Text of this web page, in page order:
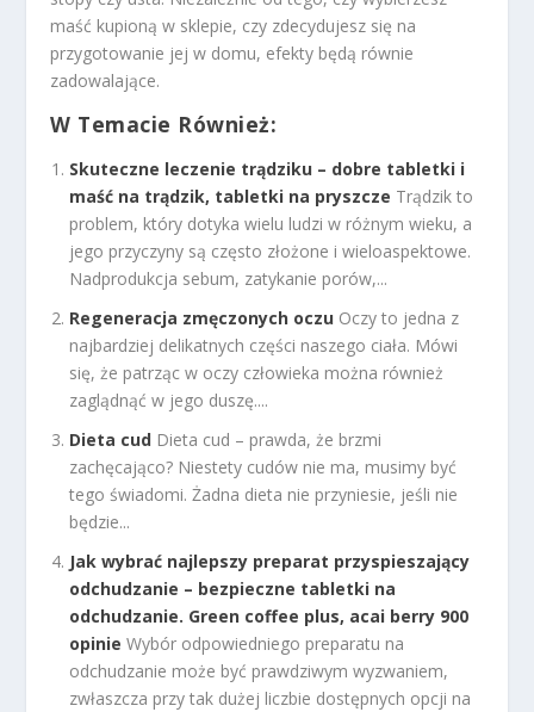
maść kupioną w sklepie, czy zdecydujesz się na
przygotowanie jej w domu, efekty będą równie
zadowalające.
W Temacie Również:
Skuteczne leczenie trądziku – dobre tabletki i
maść na trądzik, tabletki na pryszcze Trądzik to
problem, który dotyka wielu ludzi w różnym wieku, a
jego przyczyny są często złożone i wieloaspektowe.
Nadprodukcja sebum, zatykanie porów,...
Regeneracja zmęczonych oczu Oczy to jedna z
najbardziej delikatnych części naszego ciała. Mówi
się, że patrząc w oczy człowieka można również
zaglądnąć w jego duszę....
Dieta cud Dieta cud – prawda, że brzmi
zachęcająco? Niestety cudów nie ma, musimy być
tego świadomi. Żadna dieta nie przyniesie, jeśli nie
będzie...
Jak wybrać najlepszy preparat przyspieszający
odchudzanie – bezpieczne tabletki na
odchudzanie. Green coffee plus, acai berry 900
opinie Wybór odpowiedniego preparatu na
odchudzanie może być prawdziwym wyzwaniem,
zwłaszcza przy tak dużej liczbie dostępnych opcji na